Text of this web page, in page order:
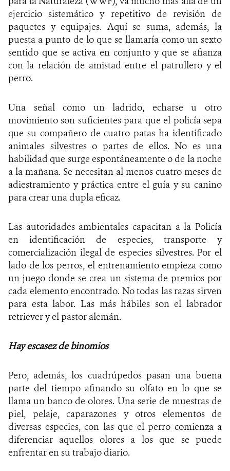
ejercicio sistemático y repetitivo de revisión de
paquetes y equipajes. Aquí se suma, además, la
puesta a punto de lo que se llamaría como un sexto
sentido que se activa en conjunto y que se afianza
con la relación de amistad entre el patrullero y el
perro.
Una señal como un ladrido, echarse u otro
movimiento son suficientes para que el policía sepa
que su compañero de cuatro patas ha identificado
animales silvestres o partes de ellos. No es una
habilidad que surge espontáneamente o de la noche
a la mañana. Se necesitan al menos cuatro meses de
adiestramiento y práctica entre el guía y su canino
para crear una dupla eficaz.
Las autoridades ambientales capacitan a la Policía
en identificación de especies, transporte y
comercialización ilegal de especies silvestres. Por el
lado de los perros, el entrenamiento empieza como
un juego donde se crea un sistema de premios por
cada elemento encontrado. No todas las razas sirven
para esta labor. Las más hábiles son el labrador
retriever y el pastor alemán.
Hay escasez de binomios
Pero, además, los cuadrúpedos pasan una buena
parte del tiempo afinando su olfato en lo que se
llama un banco de olores. Una serie de muestras de
piel, pelaje, caparazones y otros elementos de
diversas especies, con las que el perro comienza a
diferenciar aquellos olores a los que se puede
enfrentar en su trabajo diario.